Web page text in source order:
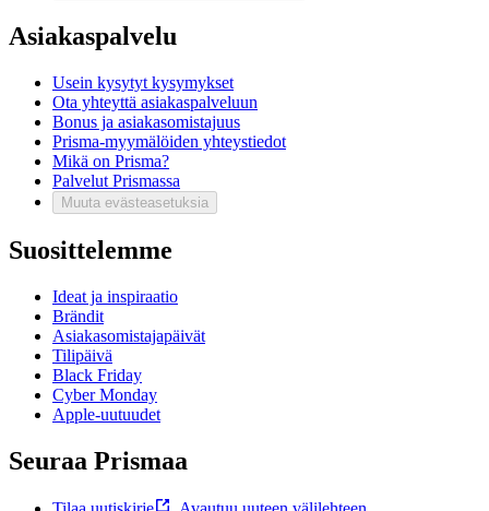
Asiakaspalvelu
Usein kysytyt kysymykset
Ota yhteyttä asiakaspalveluun
Bonus ja asiakasomistajuus
Prisma-myymälöiden yhteystiedot
Mikä on Prisma?
Palvelut Prismassa
Muuta evästeasetuksia
Suosittelemme
Ideat ja inspiraatio
Brändit
Asiakasomistajapäivät
Tilipäivä
Black Friday
Cyber Monday
Apple-uutuudet
Seuraa Prismaa